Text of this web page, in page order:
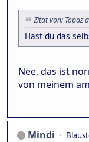
Zitat von: Topaz
Hast du das
Nee, das ist
von meinem
Mindi